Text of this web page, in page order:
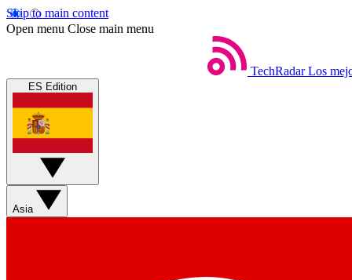
Skip to main content
Open menu Close main menu
TechRadar Los
ES Edition
Asia